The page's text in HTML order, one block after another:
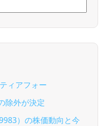
ィアフォー
除外が決定
）の株価動向と今